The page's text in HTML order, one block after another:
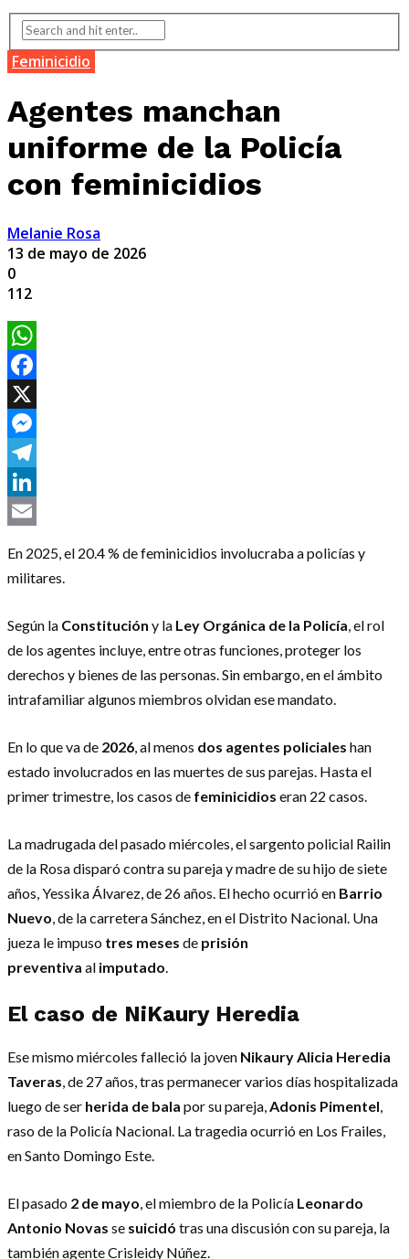
Feminicidio
Agentes manchan
uniforme de la Policía
con feminicidios
Melanie Rosa
13 de mayo de 2026
0
112
WhatsApp
Facebook
X
Messenger
Telegram
LinkedIn
En 2025, el 20.4 % de feminicidios involucraba a policías y
militares.
Según la Constitución y la Ley Orgánica de la Policía , el rol
de los agentes incluye, entre otras funciones, proteger los
derechos y bienes de las personas. Sin embargo, en el ámbito
intrafamiliar algunos miembros olvidan ese mandato.
En lo que va de 2026 , al menos dos agentes policiales han
estado involucrados en las muertes de sus parejas. Hasta el
primer trimestre, los casos de feminicidios eran 22 casos.
La madrugada del pasado miércoles, el sargento policial Railin
de la Rosa disparó contra su pareja y madre de su hijo de siete
años, Yessika Álvarez, de 26 años. El hecho ocurrió en Barrio
Nuevo , de la carretera Sánchez, en el Distrito Nacional. Una
jueza le impuso tres meses de prisión
preventiva al imputado
El caso de NiKaury Heredia
Ese mismo miércoles falleció la joven Nikaury Alicia Heredia
Taveras, de 27 años, tras permanecer varios días hospitalizada
luego de ser herida de bala por su pareja,Adonis Pimentel,
raso de la Policía Nacional. La tragedia ocurrió en Los Frailes,
en Santo Domingo Este.
El pasado 2 de mayo, el miembro de la Policía Leonardo
Antonio Novas se suicidó tras una discusión con su pareja, la
también agente Crisleidy Núñez.